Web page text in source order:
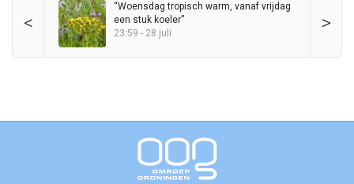
< >
“Woensdag tropisch warm, vanaf vrijdag
een stuk koeler”
23:59 - 28 juli